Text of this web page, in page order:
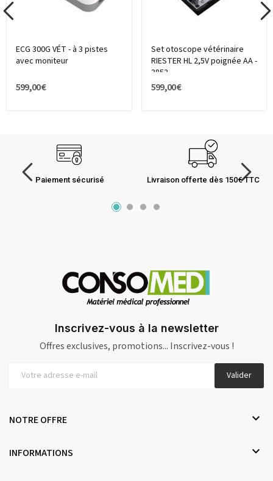
ECG 300G VÉT - à 3 pistes
avec moniteur
599,00 €
Set otoscope vétérinaire
RIESTER HL 2,5V poignée AA -
3853
599,00 €
Paiement sécurisé Livraison offerte dès 150€ TTC
Inscrivez-vous à la newsletter
Offres exclusives, promotions... Inscrivez-vous !
Valider
NOTRE OFFRE 
INFORMATIONS 